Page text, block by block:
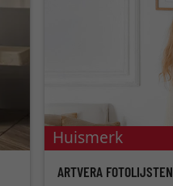
Huismerk
ARTVERA FOTOLIJSTEN